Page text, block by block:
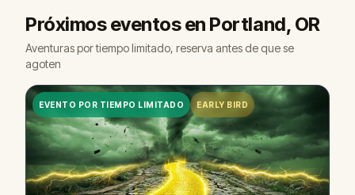
Próximos eventos en Portland, OR
Aventuras por tiempo limitado, reserva antes de que se
agoten
EVENTO POR TIEMPO LIMITADO EARLY BIRD